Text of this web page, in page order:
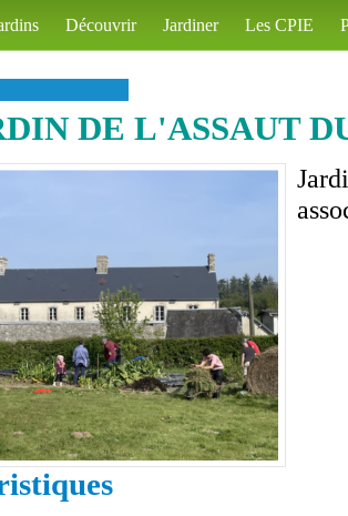
Découvrir Jardiner Les CPIE
DE L'ASSAUT